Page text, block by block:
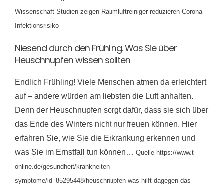
Wissenschaft-Studien-zeigen-Raumluftreiniger-reduzieren-Corona-
Infektionsrisiko
Niesend durch den Frühling. Was Sie über
Heuschnupfen wissen sollten
Endlich Frühling! Viele Menschen atmen da erleichtert
auf – andere würden am liebsten die Luft anhalten.
Denn der Heuschnupfen sorgt dafür, dass sie sich über
das Ende des Winters nicht nur freuen können. Hier
erfahren Sie, wie Sie die Erkrankung erkennen und
was Sie im Ernstfall tun können… Quelle https://www.t-
online.de/gesundheit/krankheiten-
symptome/id_85295448/heuschnupfen-was-hilft-dagegen-das-